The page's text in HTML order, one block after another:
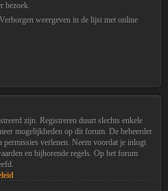
bezoek.
weergeven in de lijst met online
zijn. Registreren duurt slechts enkele
mogelijkheden op dit forum. De beheerder
permissies verlenen. Neem voordat je inlogt
en bijhorende regels. Op het forum